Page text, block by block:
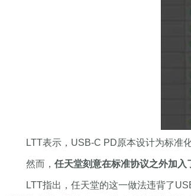
LTT表示，USB-C PD原本设计为标准
然而， 任天堂刻意在标准协议之外加入
LTT指出，任天堂的这一做法违背了